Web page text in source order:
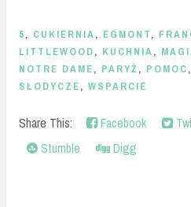
5, CUKIERNIA, EGMONT,
LITTLEWOOD, KUCHNIA,
NOTRE DAME, PARYŻ, POMOC,
SŁODYCZE, WSPARCIE
Share This: Facebook
Stumble
Digg